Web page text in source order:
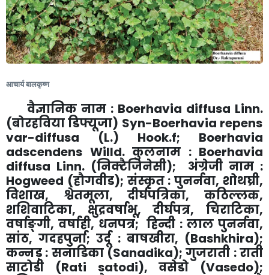
आचार्य बालकृष्ण
वैज्ञानिक नाम : Boerhavia diffusa Linn.
(बोरहविया डिफ्यूजा) Syn-Boerhavia repens
var-diffusa (L.) Hook.f; Boerhavia
adscendens Willd. कुलनाम : Boerhavia
diffusa Linn. (निक्टैजिनेसी); अंग्रेजी नाम :
Hogweed (हौगवीड); संस्कृत : पुनर्नवा, शोथघ्री,
विशाख, श्वेतमूला,दीर्घपत्रिका,कठिल्लक,
शशिवाटिका, क्षुद्रवर्षाभू,दीर्घपत्र,चिराटिका,
वर्षाङ्गी, वर्षाही,धनपत्र;हिन्दी : लाल पुनर्नवा,
सांठ,गदहपुर्ना;उर्दू : बाषखीरा, (Bashkhira);
कन्नड़ : सनाडिका (Sanadika);गुजराती : राती
साटोडी (Rati satodi),वसेडो (Vasedo);